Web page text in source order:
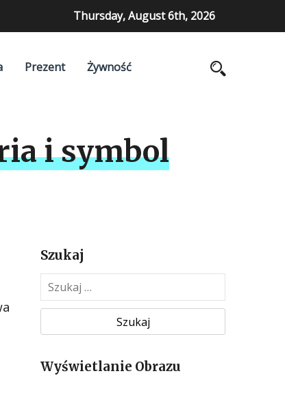
Thursday, August 6th, 2026
Prezent Żywność
i symbol
Szukaj
z
k
jWyświetlanie Obrazu